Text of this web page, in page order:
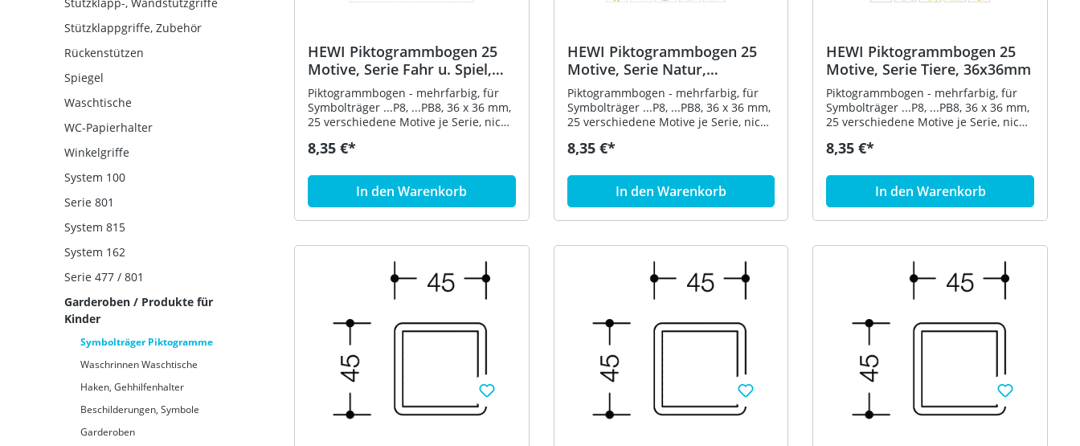
Stützklappgriffe, Zubehör
Rückenstützen
Spiegel
Waschtische
WC-Papierhalter
Winkelgriffe
System 100
Serie 801
System 815
System 162
Serie 477 / 801
Garderoben / Produkte für
Kinder
Symbolträger Piktogramme
Waschrinnen Waschtische
Haken, Gehhilfenhalter
Beschilderungen, Symbole
Garderoben
33.1772E oder mit Motiven 33.1772A,
33.1772B oder 33.1772D erhältlich -
Lieferung ohne
Befestigungsschrauben und Dübel
Artikel: HEWI 33.7336.6HPR
HEWI Piktogrammbogen 25
Motive, Serie Fahr u. Spiel,
36x36mm
Piktogrammbogen - mehrfarbig, für
Symbolträger ...P8, ...PB8, 36 x 36 mm,
25 verschiedene Motive je Serie, nicht
Spielsachen
8,35 €*
In den Warenkorb
HEWI Piktogrammbogen 25
Motive, Serie Natur,
36x36mm
Piktogrammbogen - mehrfarbig, für
Symbolträger ...P8, ...PB8, 36 x 36 mm,
25 verschiedene Motive je Serie, nicht
8,35 €*
In den Warenkorb
HEWI Piktogrammbogen 25
Motive, Serie Tiere, 36x36mm
Piktogrammbogen - mehrfarbig, für
Symbolträger ...P8, ...PB8, 36 x 36 mm,
25 verschiedene Motive je Serie, nicht
8,35 €*
In den Warenkorb